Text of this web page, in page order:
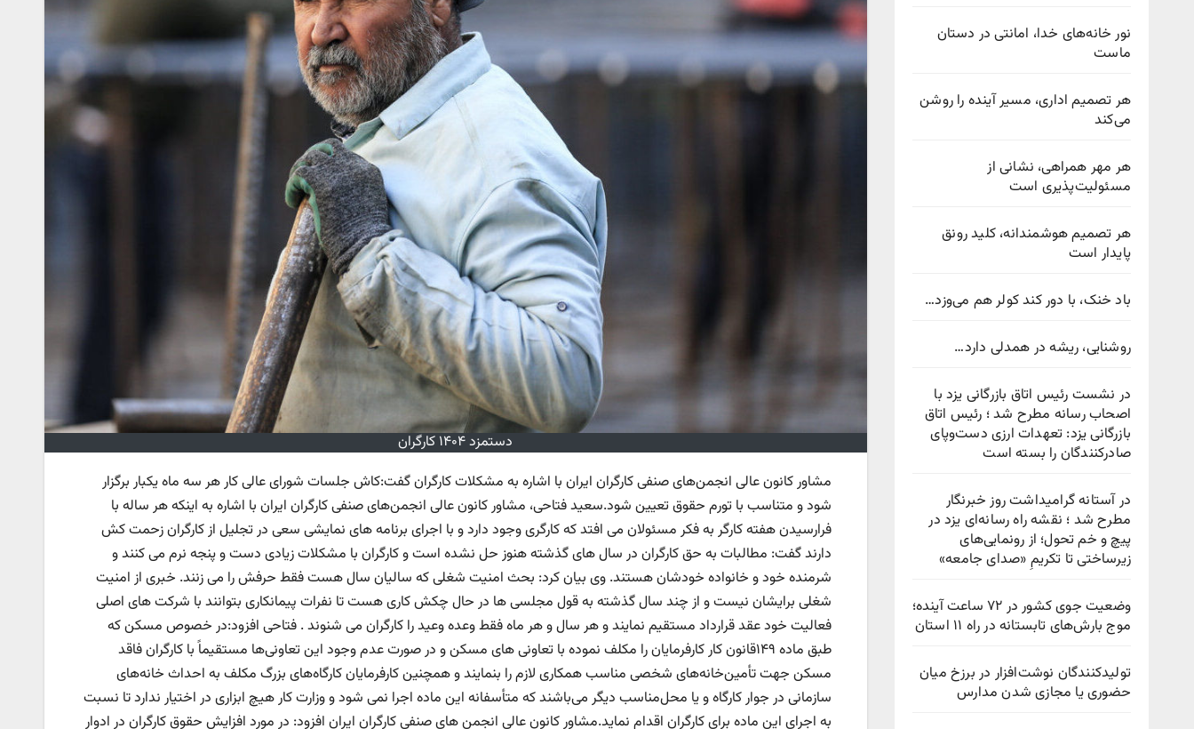
نور خانه‌های خدا، امانتی در دستان
ماست
هر تصمیم اداری، مسیر آینده را روشن
می‌کند
هر مهر همراهی، نشانی از
مسئولیت‌پذیری است
هر تصمیم هوشمندانه، کلید رونق
پایدار است
باد خنک، با دور کند کولر هم می‌وزد…
روشنایی، ریشه در همدلی دارد…
در نشست رئیس اتاق بازرگانی یزد با
اصحاب رسانه مطرح شد ؛ رئیس اتاق
بازرگانی یزد: تعهدات ارزی دست‌وپای
صادرکنندگان را بسته است
در آستانه گرامیداشت روز خبرنگار
مطرح شد ؛ نقشه راه رسانه‌ای یزد در
پیچ‌ و خم تحول؛ از رونمایی‌های
زیرساختی تا تکریمِ «صدای جامعه»
وضعیت جوی کشور در ۷۲ ساعت آینده؛
موج بارش‌های تابستانه در راه ۱۱ استان
تولیدکنندگان نوشت‌افزار در برزخ میان
حضوری یا مجازی شدن مدارس
دستمزد ۱۴۰۴ کارگران
مشاور کانون عالی انجمن‌های صنفی کارگران ایران با اشاره به مشکلات کارگران گفت:کاش جلسات شورای عالی کار هر سه ماه یکبار برگزار
شود و متناسب با تورم حقوق تعیین شود.سعید فتاحی، مشاور کانون عالی انجمن‌های صنفی کارگران ایران با اشاره به اینکه هر ساله با
فرارسیدن هفته کارگر به فکر مسئولان می افتد که کارگری وجود دارد و با اجرای برنامه های نمایشی سعی در تجلیل از کارگران زحمت کش
دارند گفت: مطالبات به حق کارگران در سال های گذشته هنوز حل نشده است و کارگران با مشکلات زیادی دست و پنجه نرم می کنند و
شرمنده خود و خانواده خودشان هستند. وی بیان کرد: بحث امنیت شغلی که سالیان سال هست فقط حرفش را می زنند. خبری از امنیت
شغلی برایشان نیست و از چند سال گذشته به قول مجلسی ها در حال چکش کاری هست تا نفرات پیمانکاری بتوانند با شرکت های اصلی
فعالیت خود عقد قرارداد مستقیم نمایند و هر سال و هر ماه فقط وعده وعید را کارگران می شنوند . فتاحی افزود:در خصوص مسکن که
طبق ماده ۱۴۹قانون کار کارفرمایان را مکلف نموده با تعاونی های مسکن و در صورت عدم وجود این تعاونی‌ها مستقیماً با کارگران فاقد
مسکن جهت تأمین‌خانه‌های شخصی مناسب همکاری لازم را بنمایند و همچنین کارفرمایان کارگاه‌های بزرگ مکلف به احداث خانه‌های
سازمانی در جوار کارگاه و یا محل‌مناسب دیگر می‌باشند که متأسفانه این ماده اجرا نمی شود و وزارت کار هیچ ابزاری در اختیار ندارد تا نسبت
به اجرای این ماده برای کارگران اقدام نماید.مشاور کانون عالی انجمن های صنفی کارگران ایران افزود: در مورد افزایش حقوق کارگران در ادوار